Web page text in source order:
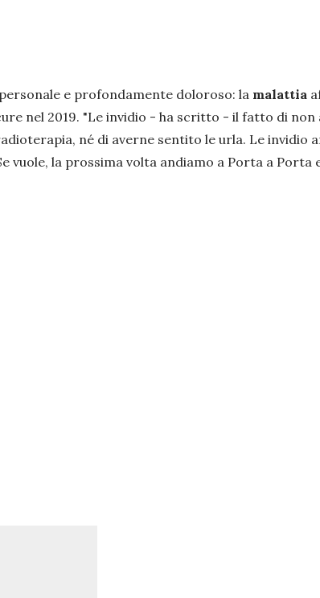
e profondamente doloroso: la malattia
nel 2019. "Le invidio - ha scritto - il fatto di non
né di averne sentito le urla. Le invidio
vuole, la prossima volta andiamo a Porta a Porta